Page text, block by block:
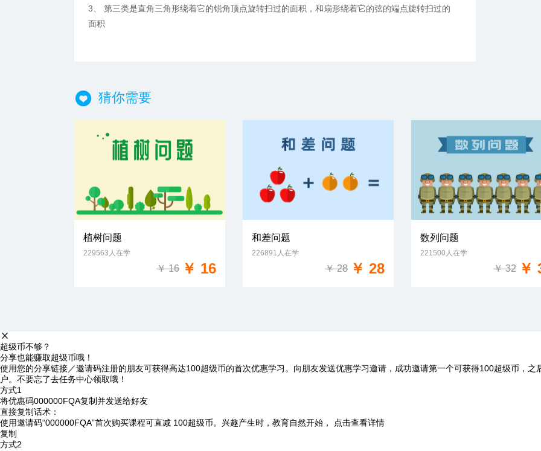
3、 第三类是直角三角形绕着它的锐角顶点旋转扫过的面积，和扇形绕着它的弦的端点旋转扫过的
面积
猜你需要
植树问题
229563人在学
￥ 16 ￥ 16
和差问题
226891人在学
￥ 28 ￥ 28
数列问题
221500人在学
￥ 32 ￥
超级币不够？
分享也能赚取超级币哦！
使用您的分享链接／邀请码注册的朋友可获得高达100超级币的首次优惠学习。向朋友发送优惠学习邀请，成功邀请第一个可获得100超级币，
户。不要忘了去任务中心领取哦！
方式1
将优惠码000000FQA复制并发送给好友
直接复制话术：
使用邀请码“000000FQA”首次购买课程可直减 100超级币。兴趣产生时，教育自然开始， 点击查看详情
复制
方式2